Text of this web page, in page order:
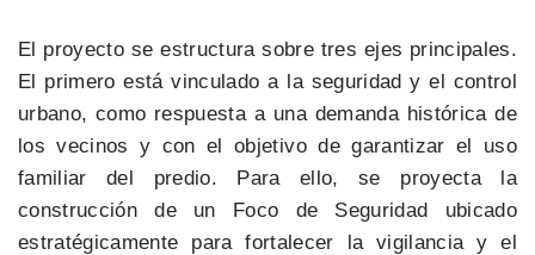
El proyecto se estructura sobre tres ejes principales.
El primero está vinculado a la seguridad y el control
urbano, como respuesta a una demanda histórica de
los vecinos y con el objetivo de garantizar el uso
familiar del predio. Para ello, se proyecta la
construcción de un Foco de Seguridad ubicado
estratégicamente para fortalecer la vigilancia y el